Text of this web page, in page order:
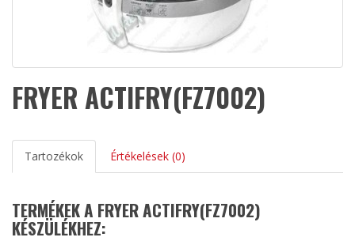
FRYER ACTIFRY(FZ7002)
Tartozékok Értékelések (0)
TERMÉKEK A FRYER ACTIFRY(FZ7002)
KÉSZÜLÉKHEZ: